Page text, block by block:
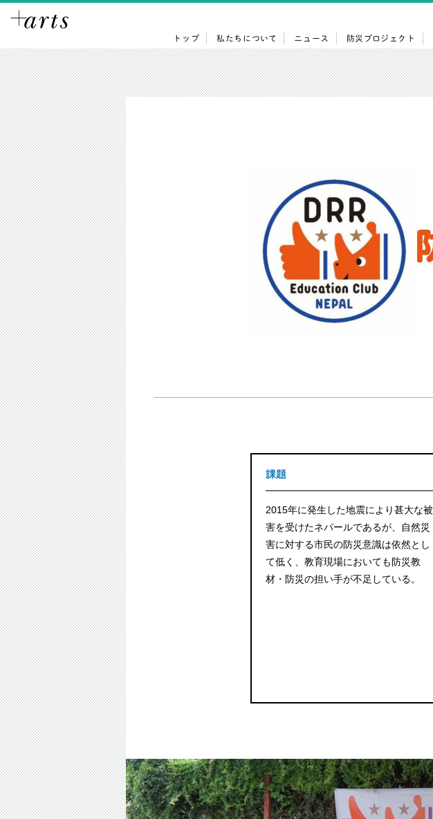
トップ 私たちについて ニュース 防災プロジェクト
課題
2015年に発生した地震により甚大な被
害を受けたネパールであるが、自然災
害に対する市民の防災意識は依然とし
て低く、教育現場においても防災教
材・防災の担い手が不足している。